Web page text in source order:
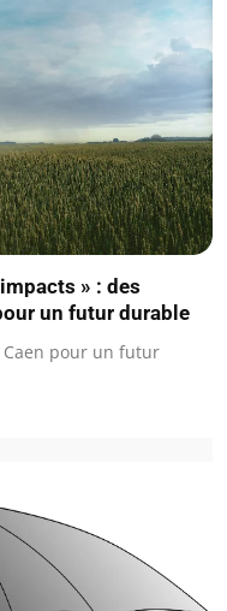
» : des
un futur durable
Caen pour un futur